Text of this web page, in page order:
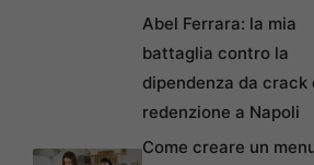
Abel Ferrara: la mia
battaglia contro la
dipendenza da crack
redenzione a Napoli
Come creare un